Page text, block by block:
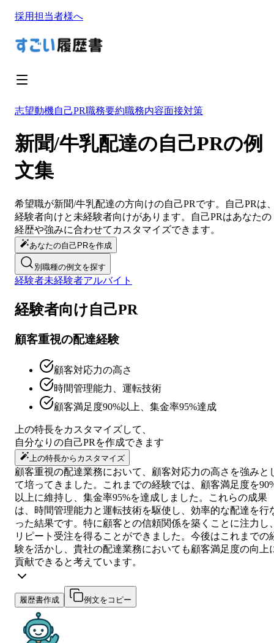
採用担当者様へ
志望動機自己PR職務要約職務内容面接対策
新聞/牛乳配達の自己PRの例
文集
希望職が新聞/牛乳配達の方向けの自己PRです。 自己PRは
経験者向けと未経験者向けがあります。
自己PRはあなたの
経歴や強みに合わせてカスタマイズできます。
あなたの自己PRを作成
別職種の例文を探す
経験者未経験者アルバイト
経験者向け自己PR
顧客重視の配達経験
顧客対応力の高さ
時間管理能力、運転技術
顧客満足度90%以上、集金率95%達成
上の特長をカスタマイズして、
自分なりの自己PR を作成できます
上の特長からカスタマイズ
顧客重視の配達業務において、顧客対応力の高さを強みと
て培ってきました。これまでの経験では、顧客満足度を
以上に維持し、集金率95%を達成しました。これらの成果
は、時間管理能力と運転技術を駆使し、効率的な配達を行
った結果です。特に顧客との信頼関係を築くことに注力し
リピート受注を得ることができました。今後はこれまでの
験を活かし、貴社の配達業務においても顧客満足度の向上
貢献できると考えています。
履歴書作成 例文をコピー